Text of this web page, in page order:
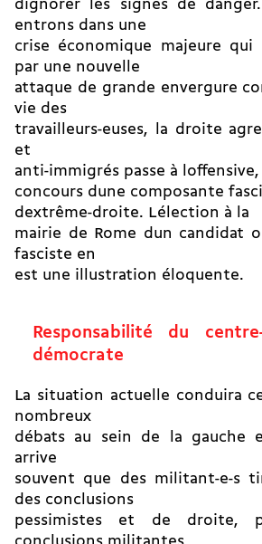
dignorer les signes de
entrons dans une
crise économique majeure qui
par une nouvelle
attaque de grande envergure
vie des
travailleurs-euses, la droite
et
anti-immigrés passe à
concours dune composante
dextrême-droite. Lélection à la
mairie de Rome dun candidat
fasciste en
est une illustration éloquente.
Responsabilité du
démocrate
La situation actuelle conduira
nombreux
débats au sein de la gauche
arrive
souvent que des militant-e-s
des conclusions
pessimistes et de droite,